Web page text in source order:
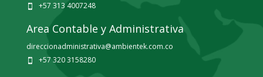
 +57 313 4007248
Area Contable y Administrativa
direccionadministrativa@ambientek.com.co
 +57 320 3158280